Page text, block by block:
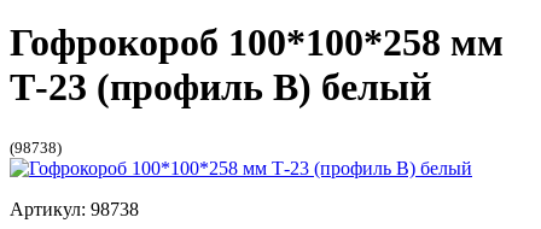
Гофрокороб 100*100*258 мм
Т-23 (профиль B) белый
(98738)
Артикул: 98738